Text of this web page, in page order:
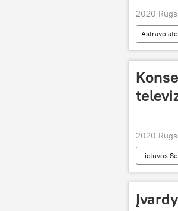
2020
Astravo
2020
Lietuvos